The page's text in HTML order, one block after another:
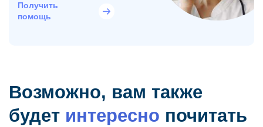
Получить
помощь
Возможно, вам также
будет интересно почитать